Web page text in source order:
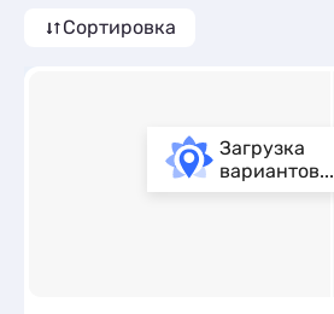
Сортировка
Загрузка
вариантов...